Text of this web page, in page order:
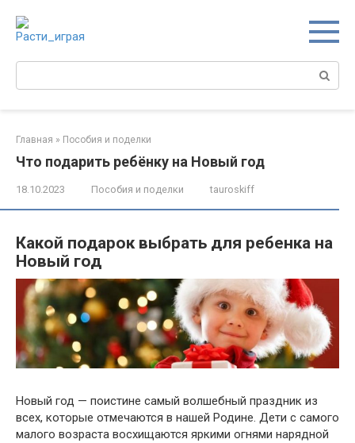
контенту
Поиск:
Главная » Пособия и поделки
Что подарить ребёнку на Новый год
18.10.2023 Пособия и поделки tauroskiff
Какой подарок выбрать для ребенка на
Новый год
Новый год — поистине самый волшебный праздник из
всех, которые отмечаются в нашей Родине. Дети с самого
малого возраста восхищаются яркими огнями нарядной